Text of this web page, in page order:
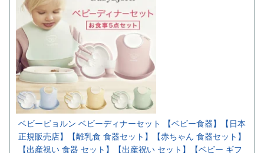
ベビービョルン ベビーディナーセット 【ベビー食器】【日本
正規販売店】【離乳食 食器セット】【赤ちゃん 食器セット】
【出産祝い 食器 セット】【出産祝い セット】【ベビー ギフ